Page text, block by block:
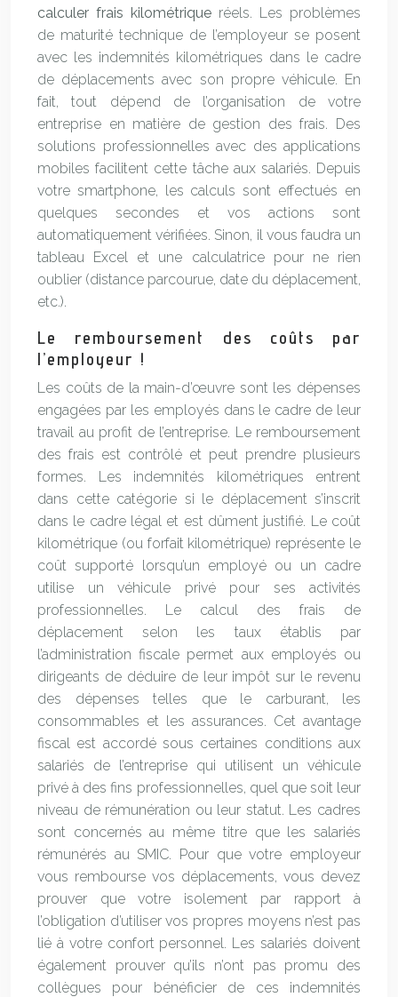
calculer frais kilométrique réels. Les problèmes
de maturité technique de l’employeur se posent
avec les indemnités kilométriques dans le cadre
de déplacements avec son propre véhicule. En
fait, tout dépend de l’organisation de votre
entreprise en matière de gestion des frais. Des
solutions professionnelles avec des applications
mobiles facilitent cette tâche aux salariés. Depuis
votre smartphone, les calculs sont effectués en
quelques secondes et vos actions sont
automatiquement vérifiées. Sinon, il vous faudra un
tableau Excel et une calculatrice pour ne rien
oublier (distance parcourue, date du déplacement,
etc.).
Le remboursement des coûts par
l’employeur !
Les coûts de la main-d’œuvre sont les dépenses
engagées par les employés dans le cadre de leur
travail au profit de l’entreprise. Le remboursement
des frais est contrôlé et peut prendre plusieurs
formes. Les indemnités kilométriques entrent
dans cette catégorie si le déplacement s’inscrit
dans le cadre légal et est dûment justifié. Le coût
kilométrique (ou forfait kilométrique) représente le
coût supporté lorsqu’un employé ou un cadre
utilise un véhicule privé pour ses activités
professionnelles. Le calcul des frais de
déplacement selon les taux établis par
l’administration fiscale permet aux employés ou
dirigeants de déduire de leur impôt sur le revenu
des dépenses telles que le carburant, les
consommables et les assurances. Cet avantage
fiscal est accordé sous certaines conditions aux
salariés de l’entreprise qui utilisent un véhicule
privé à des fins professionnelles, quel que soit leur
niveau de rémunération ou leur statut. Les cadres
sont concernés au même titre que les salariés
rémunérés au SMIC. Pour que votre employeur
vous rembourse vos déplacements, vous devez
prouver que votre isolement par rapport à
l’obligation d’utiliser vos propres moyens n’est pas
lié à votre confort personnel. Les salariés doivent
également prouver qu’ils n’ont pas promu des
collègues pour bénéficier de ces indemnités